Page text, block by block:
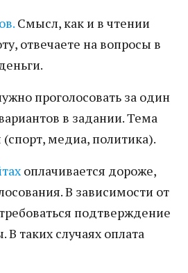
Смысл, как и в чтении
отвечаете на вопросы в
проголосовать за один
в задании. Тема
медиа, политика).
оплачивается дороже,
В зависимости от
подтверждение
В таких случаях оплата